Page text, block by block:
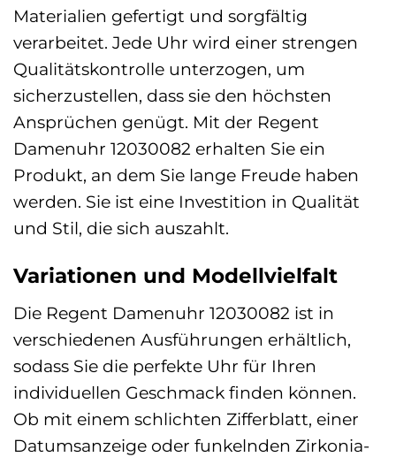
Materialien gefertigt und sorgfältig
verarbeitet. Jede Uhr wird einer strengen
Qualitätskontrolle unterzogen, um
sicherzustellen, dass sie den höchsten
Ansprüchen genügt. Mit der Regent
Damenuhr 12030082 erhalten Sie ein
Produkt, an dem Sie lange Freude haben
werden. Sie ist eine Investition in Qualität
und Stil, die sich auszahlt.
Variationen und Modellvielfalt
Die Regent Damenuhr 12030082 ist in
verschiedenen Ausführungen erhältlich,
sodass Sie die perfekte Uhr für Ihren
individuellen Geschmack finden können.
Ob mit einem schlichten Zifferblatt, einer
Datumsanzeige oder funkelnden Zirkonia-